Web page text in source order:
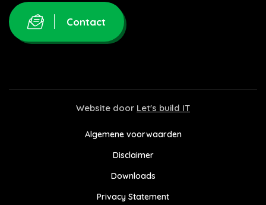
Contact
Website door Let's build IT
Algemene voorwaarden
Disclaimer
Downloads
Privacy Statement